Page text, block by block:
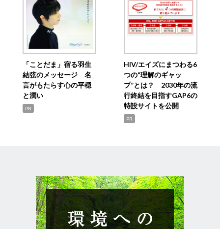
「ことだま」宿る羽生
結弦のメッセージ 名
言がもたらす心の平穏
と潤い
PR
HIV/エイズにまつわる6
つの“理解のギャッ
プ”とは？ 2030年の流
行終結を目指すGAP6の
特設サイトを公開
PR